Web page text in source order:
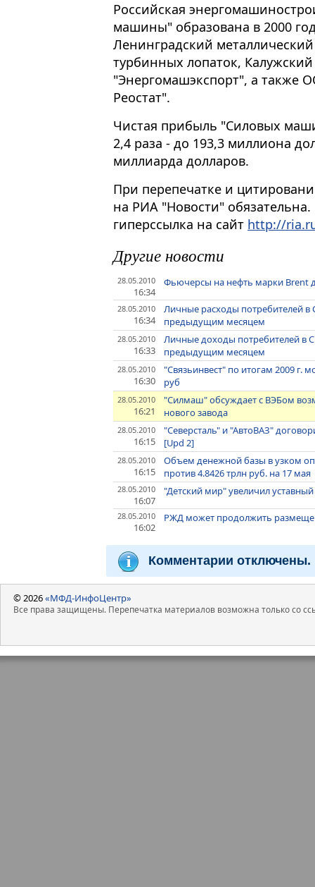
Российская
машины" образована в 2000
Ленинградский
турбинных лопаток,
"Энергомашэкспорт", а также
Реостат".
Чистая прибыль "Силовых
2,4 раза - до 193,3 миллиона
миллиарда долларов.
При перепечатке и
на РИА "Новости"
гиперссылка на сайт http://
Другие новости
28.05.2010
16:34
Фьючерсы на нефть марки Brent
28.05.2010
16:34
Личные расходы потребителей
предыдущим месяцем
28.05.2010
16:33
Личные доходы потребителей в
предыдущим месяцем
28.05.2010
16:30
"Связьинвест" по итогам 2009 г.
руб
28.05.2010
16:21
"Силмаш" обсуждает с ВЭБом
нового завода
28.05.2010
16:15
"Северсталь" и "АвтоВАЗ"
[Upd 2]
28.05.2010
16:15
Объем денежной базы в узком
против 4.8426 трлн руб. на 17 мая
28.05.2010
16:07
"Детский мир" увеличил
28.05.2010
16:02
РЖД может продолжить
Комментарии отключены.
© 2026«МФД-ИнфоЦентр»
Все права защищены. Перепечатка материалов возможна только со